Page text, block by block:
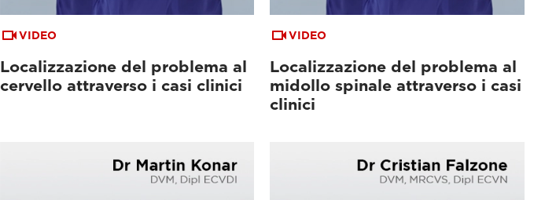
VIDEO
Localizzazione del problema al
cervello attraverso i casi clinici
VIDEO
Localizzazione del problema al
midollo spinale attraverso i casi
clinici